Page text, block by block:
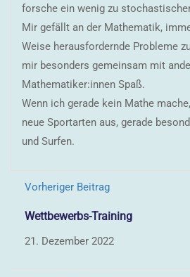
forsche ein wenig zu
Mir gefällt an der Mathematik,
Weise herausfordernde Probleme
mir besonders gemeinsam mit
Mathematiker:innen Spaß.
Wenn ich gerade kein Mathe
neue Sportarten aus, gerade
und Surfen.
Vorheriger Beitrag
Wettbewerbs-Training
21. Dezember 2022